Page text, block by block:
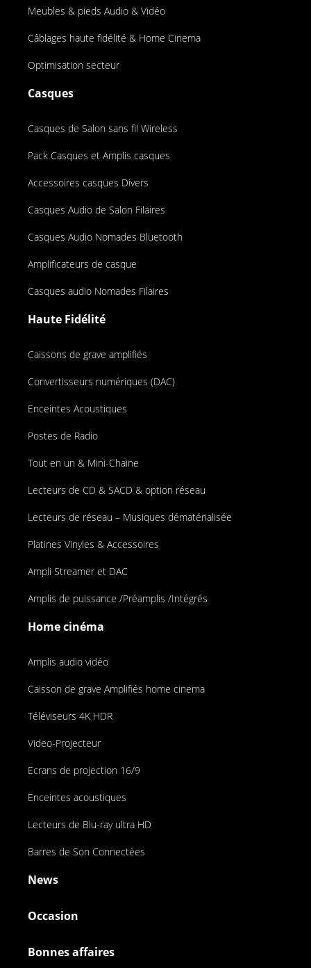
Meubles & pieds Audio & Vidéo
Câblages haute fidélité & Home Cinema
Optimisation secteur
Casques
Casques de Salon sans fil Wireless
Pack Casques et Amplis casques
Accessoires casques Divers
Casques Audio de Salon Filaires
Casques Audio Nomades Bluetooth
Amplificateurs de casque
Casques audio Nomades Filaires
Haute Fidélité
Caissons de grave amplifiés
Convertisseurs numériques (DAC)
Enceintes Acoustiques
Postes de Radio
Tout en un & Mini-Chaine
Lecteurs de CD & SACD & option réseau
Lecteurs de réseau – Musiques dématérialisée
Platines Vinyles & Accessoires
Ampli Streamer et DAC
Amplis de puissance /Préamplis /Intégrés
Home cinéma
Amplis audio vidéo
Caisson de grave Amplifiés home cinema
Téléviseurs 4K HDR
Video-Projecteur
Ecrans de projection 16/9
Enceintes acoustiques
Lecteurs de Blu-ray ultra HD
Barres de Son Connectées
News
Occasion
Bonnes affaires